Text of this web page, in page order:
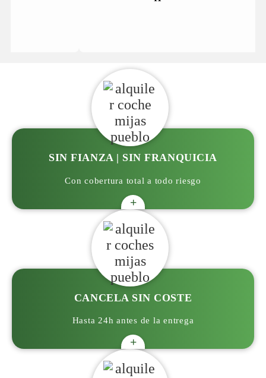
SIN FIANZA | SIN FRANQUICIA
Con cobertura total a todo riesgo
+
CANCELA SIN COSTE
Hasta 24h antes de la entrega
+